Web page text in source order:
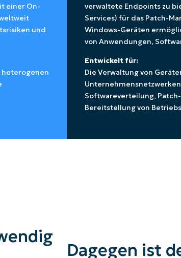
einer On-
und
heterogenen
verwaltete Endpoints zu
Services) für das Patch-
Windows-Geräten
von Anwendungen,
Entwickelt für:
Die Verwaltung von
Softwareverteilung,
Bereitstellung von
Dagegen ist